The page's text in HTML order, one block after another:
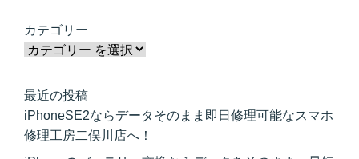
カテゴリー
最近の投稿
iPhoneSE2ならデータそのまま即日修理可能なスマホ
修理工房二俣川店へ！